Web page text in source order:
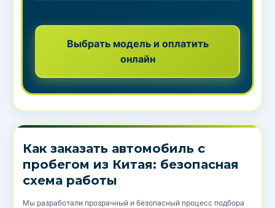
Выбрать модель и оплатить
онлайн
Как заказать автомобиль с
пробегом из Китая: безопасная
схема работы
Мы разработали прозрачный и безопасный процесс подбора